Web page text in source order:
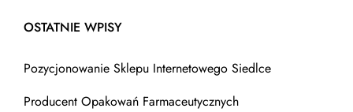
OSTATNIE WPISY
Pozycjonowanie Sklepu Internetowego Siedlce
Producent Opakowań Farmaceutycznych